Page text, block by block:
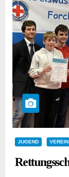
JUGEND